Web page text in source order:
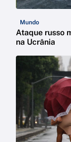
Mundo
Ataque russo
na Ucrânia